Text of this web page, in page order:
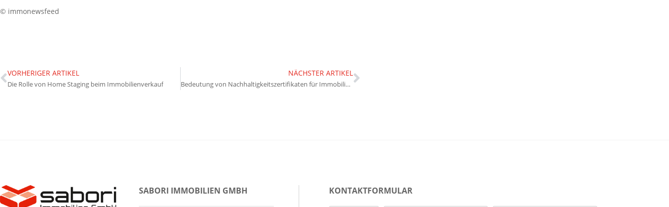
© immonewsfeed
VORHERIGER ARTIKEL
Die Rolle von Home Staging beim Immobilienverkauf
NÄCHSTER ARTIKEL
Bedeutung von Nachhaltigkeitszertifikaten für Immobilienwerte
SABORI IMMOBILIEN GMBH KONTAKTFORMULAR